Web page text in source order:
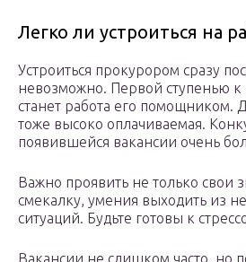
Легко ли устроиться на
Устроиться прокурором сразу
невозможно. Первой ступенью к
станет работа его помощником.
тоже высоко оплачиваемая.
появившейся вакансии очень
Важно проявить не только свои
смекалку, умения выходить из
ситуаций. Будьте готовы к
Вакансии не слишком часто, но